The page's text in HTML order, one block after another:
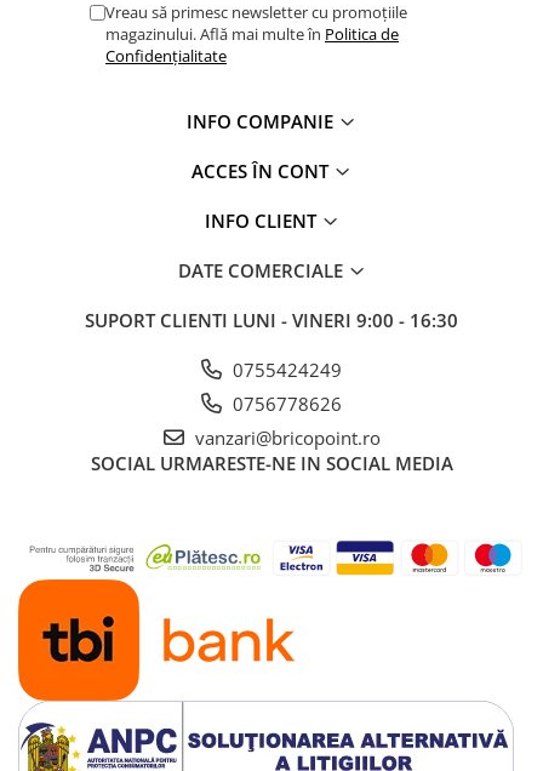
Vreau să primesc newsletter cu promoțiile
magazinului. Află mai multe în Politica de
Confidențialitate
INFO COMPANIE
ACCES ÎN CONT
INFO CLIENT
DATE COMERCIALE
SUPORT CLIENTI LUNI - VINERI 9:00 - 16:30
0755424249
0756778626
vanzari@bricopoint.ro
SOCIAL URMARESTE-NE IN SOCIAL MEDIA